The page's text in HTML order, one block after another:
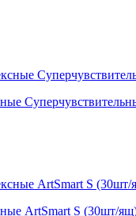
ArtSmart S (30шт/